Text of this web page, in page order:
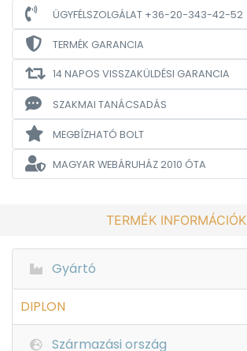
ÜGYFÉLSZOLGÁLAT +36-20-343-42-52
TERMÉK GARANCIA
14 NAPOS VISSZAKÜLDÉSI GARANCIA
SZAKMAI TANÁCSADÁS
MEGBÍZHATÓ BOLT
MAGYAR WEBÁRUHÁZ2010 ÓTA
TERMÉK INFORMÁCIÓK
Gyártó
DIPLON
Származási ország